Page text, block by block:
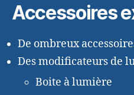
Accessoires
De ombreux
Des modificateurs de
Boite à lumière